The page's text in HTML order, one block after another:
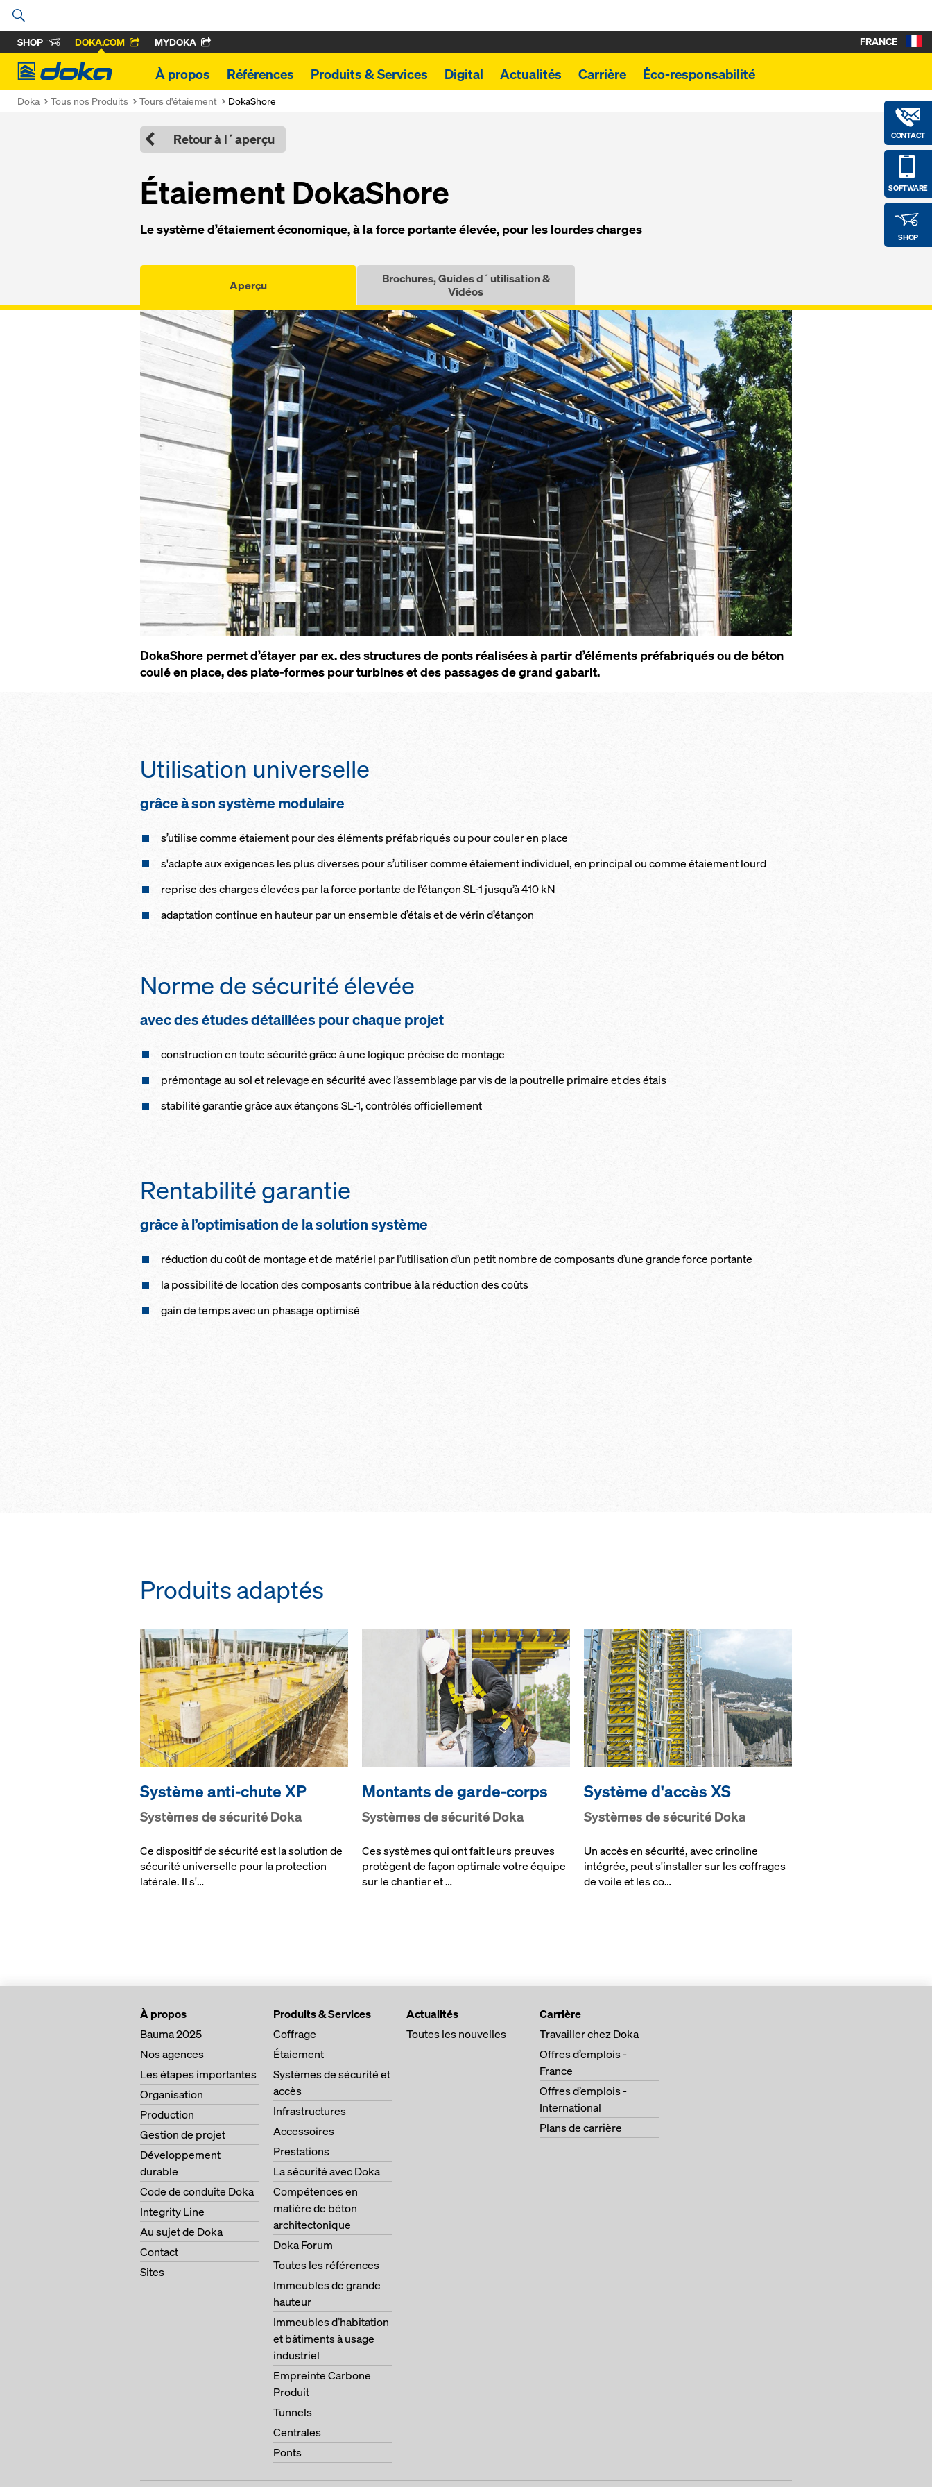
SHOP DOKA.COM MYDOKA
Doka
À propos Références Produits & Services Digital Actualités Carrière Éco-responsabilité
CONTACT
SOFTWARE
SHOP
FRANCE
Doka Tous nos Produits Tours d'étaiement DokaShore
Retour à l´aperçu
Étaie­ment Do­ka­S­hore
Le sys­tème d’étaie­ment éco­no­mique, à la force por­tante él­e­vée, pour les lourdes charges
Aperçu
Brochures, Guides d´utilisation &
Vidéos
Do­ka­S­hore per­met d’étayer par ex. des st­ruc­tures de ponts réa­l­i­sées à par­tir d’élé­me­nts pré­fa­b­riqués ou de bé­ton
cou­lé en place, des plate-formes pour tur­bines et des pas­sages de grand ga­ba­rit.
Uti­li­sa­tion uni­ver­selle
grâce à son sys­tème mo­du­laire
s’uti­lise comme étaie­ment pour des élé­me­nts pré­fa­b­riqués ou pour cou­ler en place
s'adapte aux exi­gences les plus di­verses pour s’uti­li­ser comme étaie­ment in­di­vi­duel, en prin­ci­pal ou comme étaie­ment lourd
re­p­rise des charges él­e­vées par la force por­tante de l’étançon SL-1 jusqu’à 410 kN
adap­ta­tion con­ti­nue en hau­teur par un en­semble d’étais et de vé­rin d’étançon
Norme de sé­c­u­ri­té él­e­vée
avec des études dé­tail­lées pour chaque projet
cons­t­ruc­tion en toute sé­c­u­ri­té grâce à une lo­gique pré­c­ise de mon­tage
pré­mon­tage au sol et re­le­vage en sé­c­u­ri­té avec l’as­sem­b­lage par vis de la pou­t­relle pri­maire et des étais
sta­bi­li­té ga­ran­tie grâce aux étançons SL-1, con­t­rô­lés of­fi­ciel­le­ment
Ren­ta­bi­li­té ga­ran­tie
grâce à l’op­ti­mi­sa­tion de la so­lu­tion sys­tème
ré­duc­tion du coût de mon­tage et de ma­té­riel par l’uti­li­sa­tion d’un pe­tit nombre de com­po­sants d’une grande force por­tante
la pos­si­bi­li­té de lo­ca­tion des com­po­sants con­t­ri­bue à la ré­duc­tion des coûts
gain de temps avec un pha­sage op­ti­mi­sé
Produits adaptés
Sys­tème an­ti-chute XP
Sys­tèm­es de sé­c­u­ri­té Doka
Ce dispositif de sécurité est la solution de
sécurité universelle pour la protection
latérale. Il s'…
Mon­tants de garde-corps
Sys­tèm­es de sé­c­u­ri­té Doka
Ces systèmes qui ont fait leurs preuves
protègent de façon optimale votre équipe
sur le chantier et …
Sys­tème d'ac­cès XS
Sys­tèm­es de sé­c­u­ri­té Doka
Un accès en sécurité, avec crinoline
intégrée, peut s'installer sur les coffrages
de voile et les co…
À propos
Bauma 2025
Nos agences
Les étapes importantes
Organisation
Production
Gestion de projet
Développement
durable
Code de conduite Doka
Integrity Line
Au sujet de Doka
Contact
Sites
Produits & Services
Coffrage
Étaiement
Systèmes de sécurité et
accès
Infrastructures
Accessoires
Prestations
La sécurité avec Doka
Compétences en
matière de béton
architectonique
Doka Forum
Toutes les références
Immeubles de grande
hauteur
Immeubles d’habitation
et bâtiments à usage
industriel
Empreinte Carbone
Produit
Tunnels
Centrales
Ponts
Actualités
Toutes les nouvelles
Carrière
Travailler chez Doka
Offres d’emplois -
France
Offres d’emplois -
International
Plans de carrière